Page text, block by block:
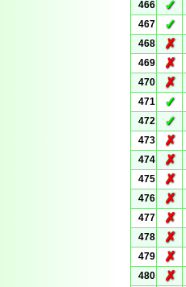
466
✓
467
✓
468
✗
469
✗
470
✗
471
✓
472
✓
473
✗
474
✗
475
✗
476
✗
477
✗
478
✗
479
✗
480
✗